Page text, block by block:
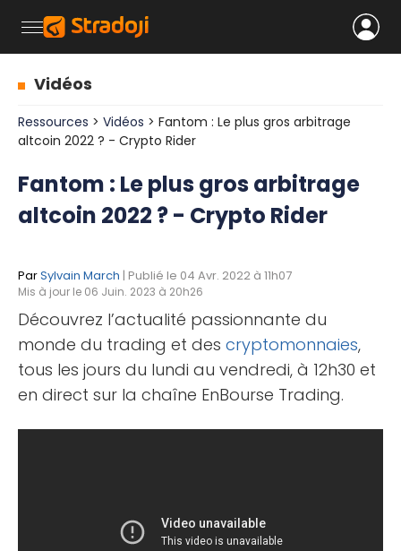
Vidéos
Ressources > Vidéos > Fantom : Le plus gros arbitrage
altcoin 2022 ? - Crypto Rider
Fantom : Le plus gros arbitrage
altcoin 2022 ? - Crypto Rider
ParSylvain March | Publié le 04 Avr. 2022 à 11h07
Mis à jour le 06 Juin. 2023 à 20h26
Découvrez l’actualité passionnante du
monde du trading et des cryptomonnaies,
tous les jours du lundi au vendredi, à 12h30 et
en direct sur la chaîne EnBourse Trading.